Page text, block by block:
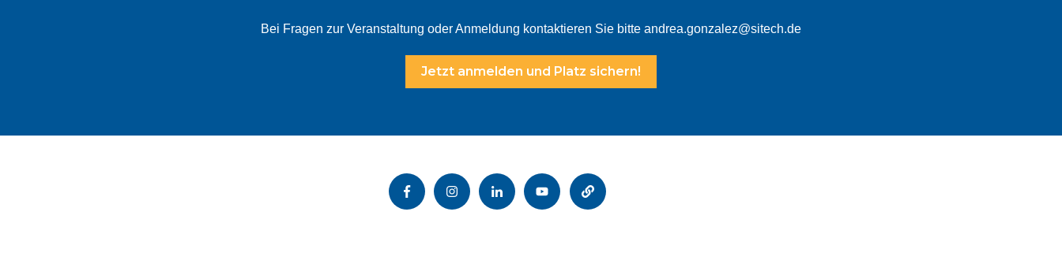
Bei Fragen zur Veranstaltung oder Anmeldung kontaktieren Sie bitte andrea.gonzalez@sitech.de
Jetzt anmelden und Platz sichern!